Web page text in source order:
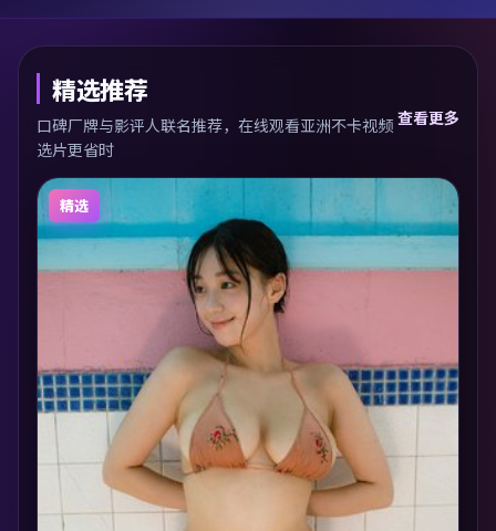
精选推荐
口碑厂牌与影评人联名推荐，在线观看亚洲不卡视频
选片更省时
查看更多
精选